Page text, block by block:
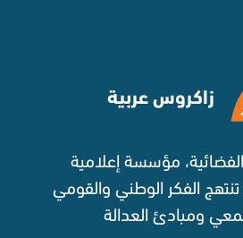
زاكروس عربية
مؤسسة إعلامية
الفكر الوطني والقومي
ومبادئ العدالة